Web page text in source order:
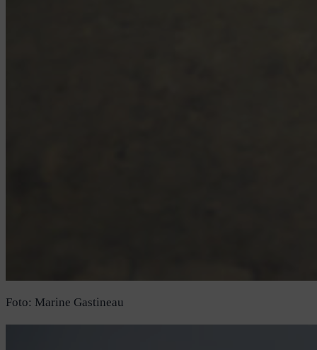
Foto: Marine Gastineau